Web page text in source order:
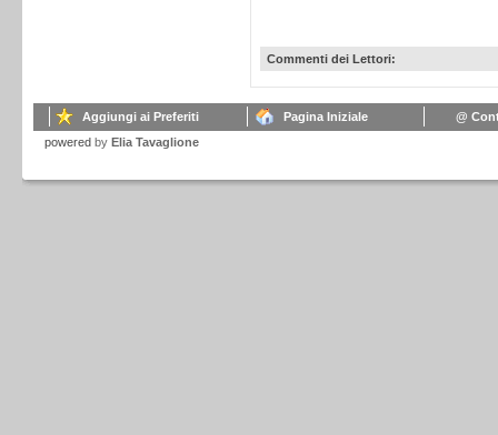
Commenti dei Lettori:
Aggiungi ai Preferiti Pagina Iniziale
@
powered by Elia Tavaglione